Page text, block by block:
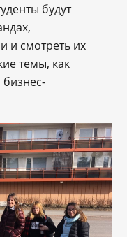
будут
и смотреть их
темы, как